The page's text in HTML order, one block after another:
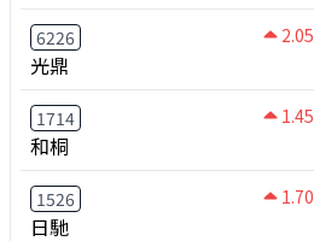
6226 2.05
光鼎
1714 1.45
和桐
1526 1.70
日馳